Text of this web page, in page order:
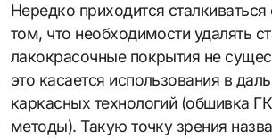
Нередко приходится
том, что необходимости удалять
лакокрасочные покрытия не
это касается использования в
каркасных технологий (обшивка
методы). Такую точку зрения